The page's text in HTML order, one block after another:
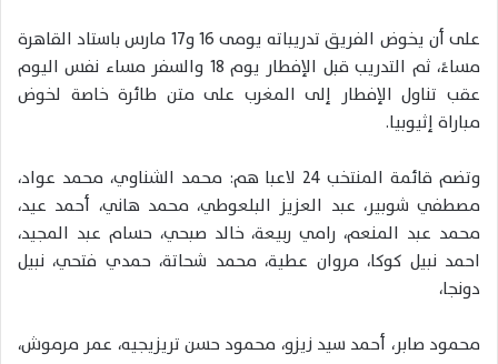
على أن يخوض الفريق تدريباته يومى 16 و17 مارس باستاد القاهرة
مساءً، ثم التدريب قبل الإفطار يوم 18 والسفر مساء نفس اليوم
عقب تناول الإفطار إلى المغرب على متن طائرة خاصة لخوض
مباراة إثيوبيا.
وتضم قائمة المنتخب 24 لاعبا هم: محمد الشناوي، محمد عواد،
مصطفي شوبير، عبد العزيز البلعوطي، محمد هاني، أحمد عيد،
محمد عبد المنعم، رامي ربيعة، خالد صبحي، حسام عبد المجيد،
احمد نبيل كوكا، مروان عطية، محمد شحاتة، حمدي فتحي، نبيل
دونجا،
محمود صابر، أحمد سيد زيزو، محمود حسن تريزيجيه، عمر مرموش،